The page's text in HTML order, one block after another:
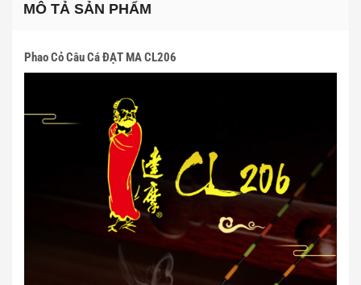
MÔ TẢ SẢN PHẨM
Phao Cỏ Câu Cá ĐẠT MA CL206